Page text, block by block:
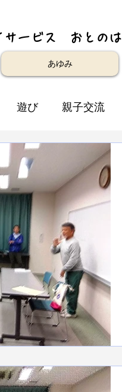
サービス おとのは
あゆみ
遊び 親子交流